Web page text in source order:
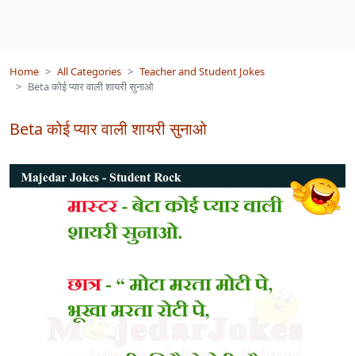
Home All Categories
Teacher and Student Jokes
Beta कोई प्यार वाली शायरी सुनाओ
Beta कोई प्यार वाली शायरी सुनाओ